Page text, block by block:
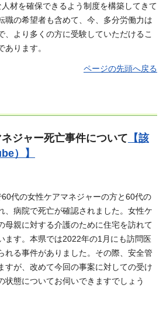
材を確保できるよう制度を構築してきて
職の希望者も含めて、今、多分労働力は
、より多くの方に受験していただけるこ
あります。
ページの先頭へ戻る
ジャー死亡事件について 【該
）】
代の女性ケアマネジャーの方と60代の
、病院で死亡が確認されました。女性ケ
母親に対する介護のために住宅を訪れて
ます。本県では2022年の1月にも訪問医
れる事件がありました。その際、安全管
すが、改めて今回の事案に対しての受け
状態についてお伺いできますでしょう